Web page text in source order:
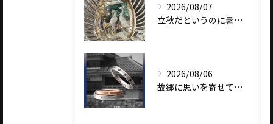
2026/08/07
立秋だというのに暑いですね
2026/08/06
故郷に思いを寄せて～オリジナルブランド【Shinano(しな...